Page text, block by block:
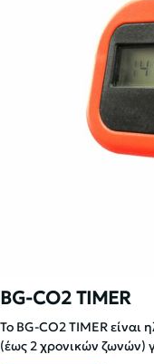
BG-CO2 TIMER
Το BG-CO2 TIMER είναι
(έως 2 χρονικών ζωνών)